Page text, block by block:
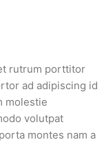
rutrum porttitor
ad adipiscing id
molestie
volutpat
montes nam a